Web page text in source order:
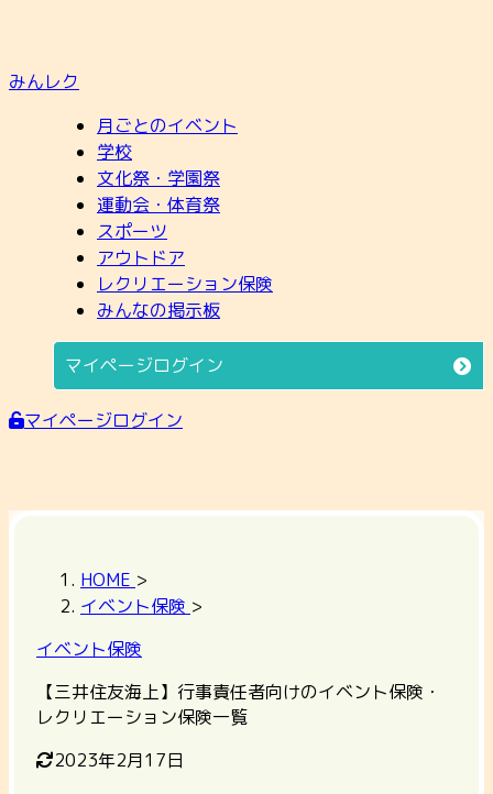
みんレク
月ごとのイベント
学校
文化祭・学園祭
運動会・体育祭
スポーツ
アウトドア
レクリエーション保険
みんなの掲示板
マイページログイン
マイページログイン
HOME >
イベント保険 >
イベント保険
【三井住友海上】行事責任者向けのイベント保険・
レクリエーション保険一覧
2023年2月17日